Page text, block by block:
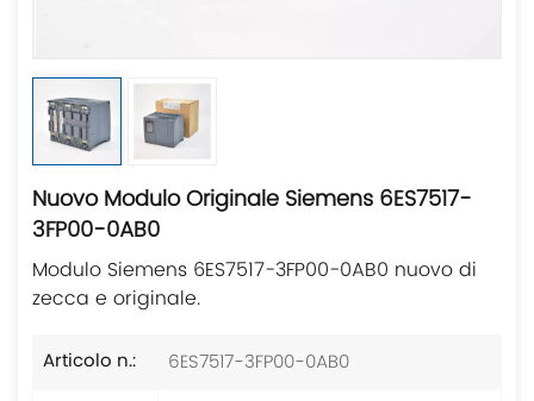
Nuovo Modulo Originale Siemens 6ES7517-
3FP00-0AB0
Modulo Siemens 6ES7517-3FP00-0AB0 nuovo di
zecca e originale.
Articolo n.:
6ES7517-3FP00-0AB0